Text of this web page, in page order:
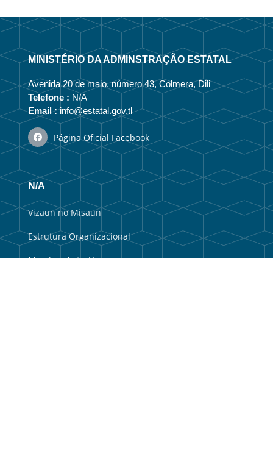
MINISTÉRIO DA ADMINSTRAÇÃO ESTATAL
Avenida 20 de maio, número 43, Colmera, Dili
Telefone : N/A
Email :info@estatal.gov.tl
Página Oficial Facebook
N/A
Vizaun no Misaun
Estrutura Organizacional
Membru Anteriór